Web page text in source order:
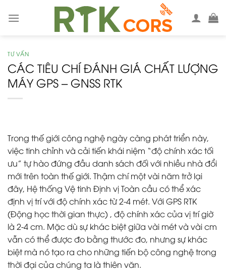
TƯ VẤN
CÁC TIÊU CHÍ ĐÁNH GIÁ CHẤT LƯỢNG
MÁY GPS – GNSS RTK
Trong thế giới công nghệ ngày càng phát triển này,
việc tinh chỉnh và cải tiến khái niệm “độ chính xác tối
ưu” tự hào đứng đầu danh sách đối với nhiều nhà đổi
mới trên toàn thế giới. Thậm chí một vài năm trở lại
đây, Hệ thống Vệ tinh Định vị Toàn cầu có thể xác
định vị trí với độ chính xác từ 2-4 mét. VớiGPS RTK
(Động học thời gian thực) , độ chính xác của vị trí giờ
là 2-4 cm. Mặc dù sự khác biệt giữa vài mét và vài cm
vẫn có thể được đo bằng thước đo, nhưng sự khác
biệt mà nó tạo ra cho những tiến bộ công nghệ trong
thời đại của chúng ta là thiên văn.